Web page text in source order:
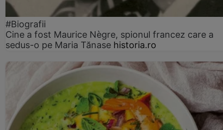
#Biografii
Cine a fost Maurice Nègre, spionul francez care a
sedus-o pe Maria Tănase historia.ro